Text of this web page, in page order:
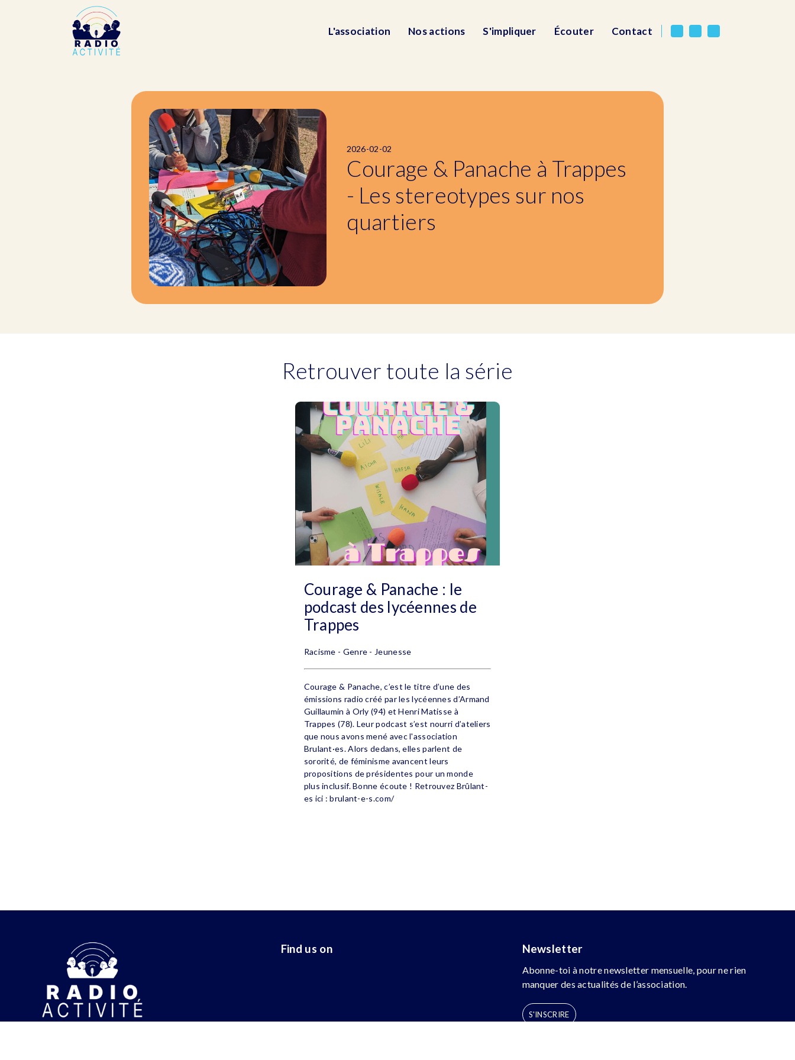
L'association Nos actions S'impliquer Écouter Contact
2026-02-02
Courage & Panache à Trappes
- Les stereotypes sur nos
quartiers
Retrouver toute la série
Courage & Panache : le
podcast des lycéennes de
Trappes
Racisme - Genre - Jeunesse
Courage & Panache, c’est le titre d’une des
émissions radio créé par les lycéennes d’Armand
Guillaumin à Orly (94) et Henri Matisse à
Trappes (78). Leur podcast s’est nourri d’ateliers
que nous avons mené avec l'association
Brulant·es. Alors dedans, elles parlent de
sororité, de féminisme avancent leurs
propositions de présidentes pour un monde
plus inclusif. Bonne écoute ! Retrouvez Brûlant-
es ici : brulant-e-s.com/
Find us on Newsletter
Abonne-toi à notre newsletter mensuelle, pour ne rien
manquer des actualités de l’association.
S'INSCRIRE